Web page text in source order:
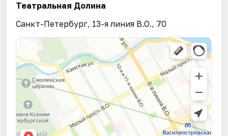
Театральная Долина
Санкт-Петербург, 13-я линия В.О., 70